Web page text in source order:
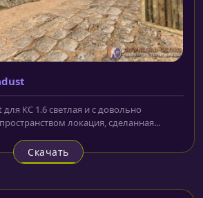
КС 1.6 светлая и с довольно
локация, сделанная...
Скачать